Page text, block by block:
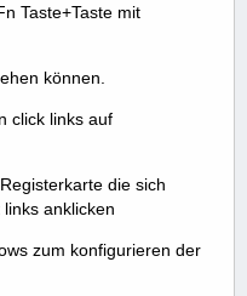
Taste+Taste mit
können.
click links auf
die sich
anklicken
zum konfigurieren der